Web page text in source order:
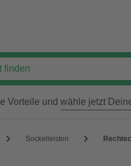
Vorteile und wähle jetzt
Sockelleisten